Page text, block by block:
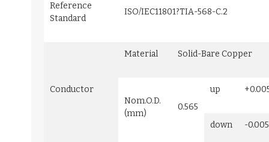
Reference
Standard
ISO/IEC11801?TIA-568-C.2
Conductor
Material Solid-Bare Copper
Nom.O.D.
(mm)
0.565
up
down -0.005